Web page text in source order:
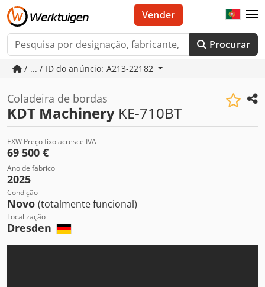
Procurar
Vender
/ ... / ID do anúncio: A213-22182
Coladeira de bordas
KDT Machinery KE-710BT
EXW Preço fixo acresce IVA
69 500 €
Ano de fabrico
2025
Condição
Novo (totalmente funcional)
Localização
Dresden